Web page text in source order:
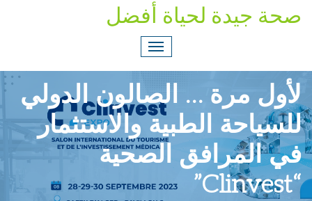
صحة جيدة لحياة أفضل
لأول مرة … الصالون الدولي
للسياحة الطبية والاستثمار
في المرافق الصحية
“Clinvest”